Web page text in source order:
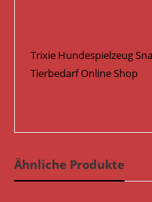
Trixie Hundespielzeug
Tierbedarf Online Shop
Ähnliche Produkte